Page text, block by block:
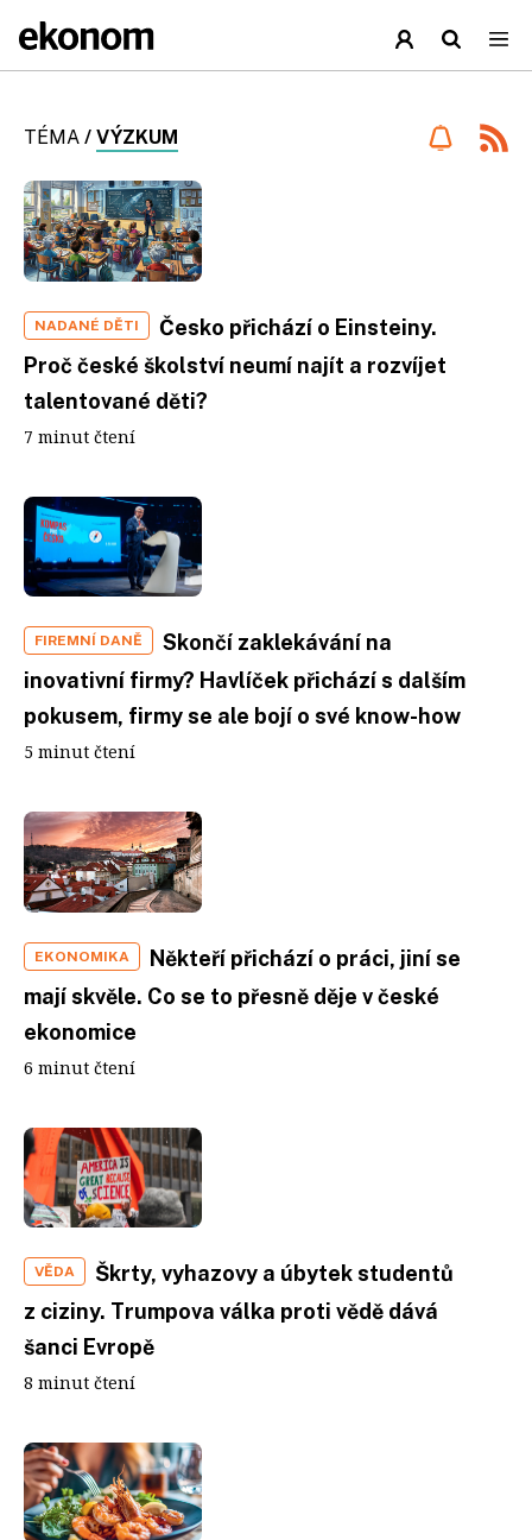
TÉMA / VÝZKUM
NADANÉ DĚTI
Česko přichází o Einsteiny.
Proč české školství neumí najít a rozvíjet
talentované děti?
7 minut čtení
FIREMNÍ DANĚ
Skončí zaklekávání na
inovativní firmy? Havlíček přichází s dalším
pokusem, firmy se ale bojí o své know-how
5 minut čtení
EKONOMIKA
Někteří přichází o práci, jiní se
mají skvěle. Co se to přesně děje v české
ekonomice
6 minut čtení
VĚDA
Škrty, vyhazovy a úbytek studentů
z ciziny. Trumpova válka proti vědě dává
šanci Evropě
8 minut čtení